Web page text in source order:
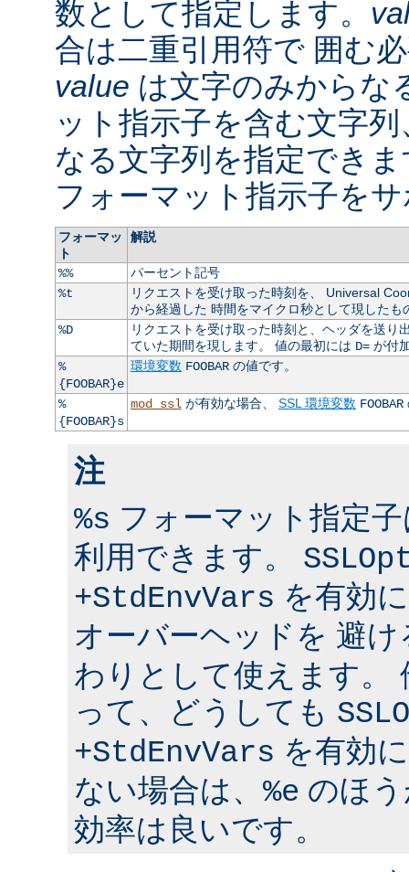
数として指定します。
合は二重引用符で 囲む
value は文字のみからな
ット指示子を含む文字
なる文字列を指定でき
フォーマット指示子を
フォーマッ
ト
解説
%%
パーセント記号
%t
リクエストを受け取った時刻を、 Universal
から経過した 時間をマイクロ秒として現した
%D
リクエストを受け取った時刻と、ヘッダを送
ていた期間を現します。 値の最初には D=が付
%
{FOOBAR}e
環境変数 FOOBARの値です。
%
{FOOBAR}s
mod_ssl が有効な場合、 SSL 環境変数 FOOBAR
注
%s フォーマット指定
利用できます。
+StdEnvVars を有効
オーバーヘッドを 避け
わりとして使えます。
って、どうしても
+StdEnvVars を有効
ない場合は、 %e のほ
効率は良いです。